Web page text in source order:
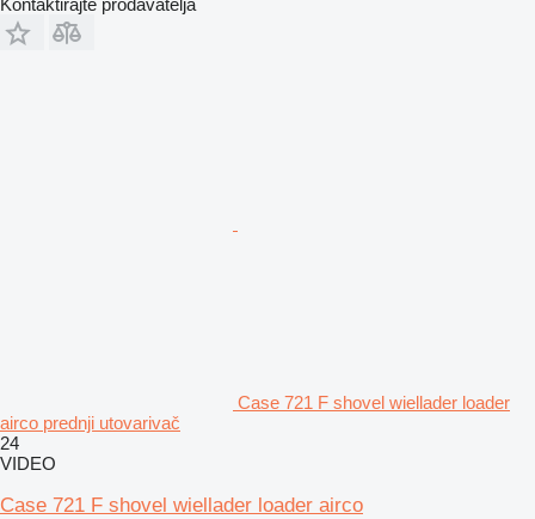
Case 721 F shovel wiellader loader
airco prednji utovarivač
24
VIDEO
Case 721 F shovel wiellader loader airco